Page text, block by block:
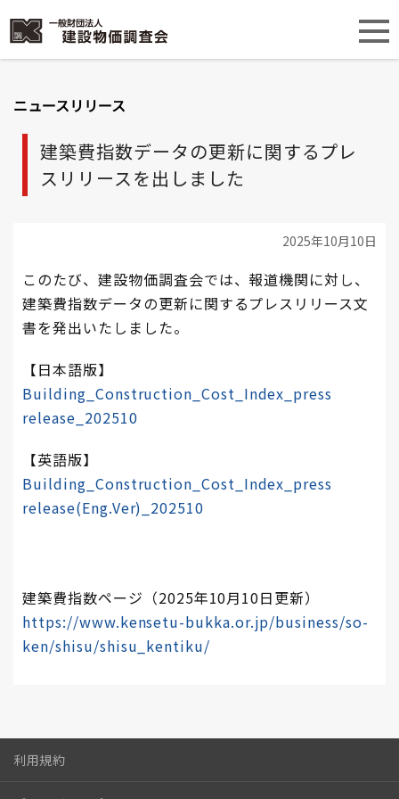
ニュースリリース
建築費指数データの更新に関するプレ
スリリースを出しました
2025年10月10日
このたび、建設物価調査会では、報道機関に対し、
建築費指数データの更新に関するプレスリリース文
書を発出いたしました。
【日本語版】
Building_Construction_Cost_Index_press
release_202510
【英語版】
Building_Construction_Cost_Index_press
release(Eng.Ver)_202510
建築費指数ページ（2025年10月10日更新）
https://www.kensetu-bukka.or.jp/business/so-
ken/shisu/shisu_kentiku/
利用規約